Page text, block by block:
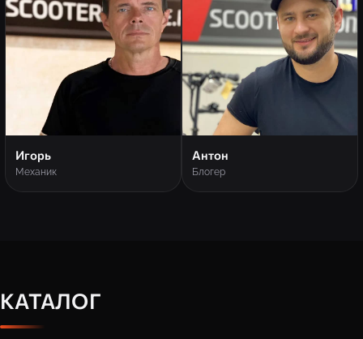
Игорь
Механик
Антон
Блогер
КАТАЛОГ